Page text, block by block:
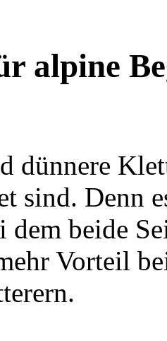
alpine
dünnere
sind. Denn
dem beide
Vorteil